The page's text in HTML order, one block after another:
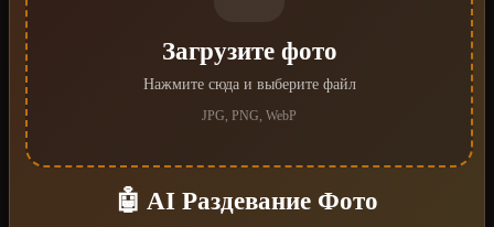
Загрузите фото
Нажмите сюда и выберите файл
JPG, PNG, WebP
🤖 AI Раздевание Фото